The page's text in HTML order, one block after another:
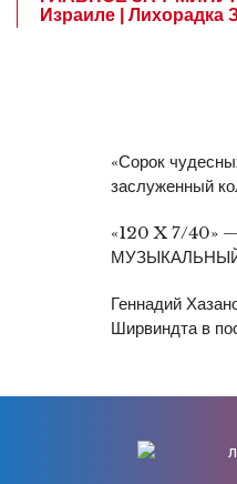
«Сорок
заслуженный
«120 X 7/40»
Геннадий
Ширвиндта в